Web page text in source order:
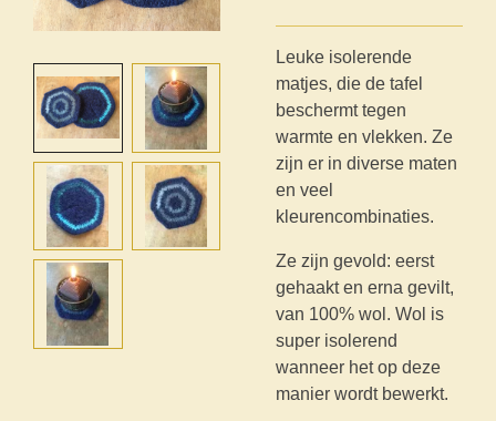
Leuke isolerende
matjes, die de tafel
beschermt tegen
warmte en vlekken. Ze
zijn er in diverse maten
en veel
kleurencombinaties.
Ze zijn gevold: eerst
gehaakt en erna gevilt,
van 100% wol. Wol is
super isolerend
wanneer het op deze
manier wordt bewerkt.